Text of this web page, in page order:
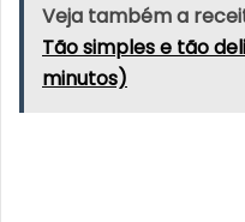
Veja também a
Tão simples e tão
minutos)